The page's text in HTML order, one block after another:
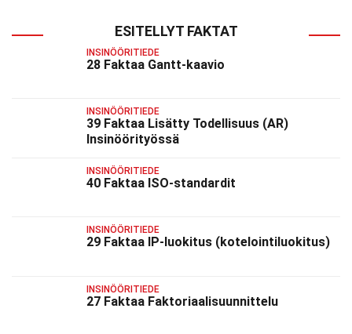
ESITELLYT FAKTAT
INSINÖÖRITIEDE
28 Faktaa Gantt-kaavio
INSINÖÖRITIEDE
39 Faktaa Lisätty Todellisuus (AR)
Insinöörityössä
INSINÖÖRITIEDE
40 Faktaa ISO-standardit
INSINÖÖRITIEDE
29 Faktaa IP-luokitus (kotelointiluokitus)
INSINÖÖRITIEDE
27 Faktaa Faktoriaalisuunnittelu